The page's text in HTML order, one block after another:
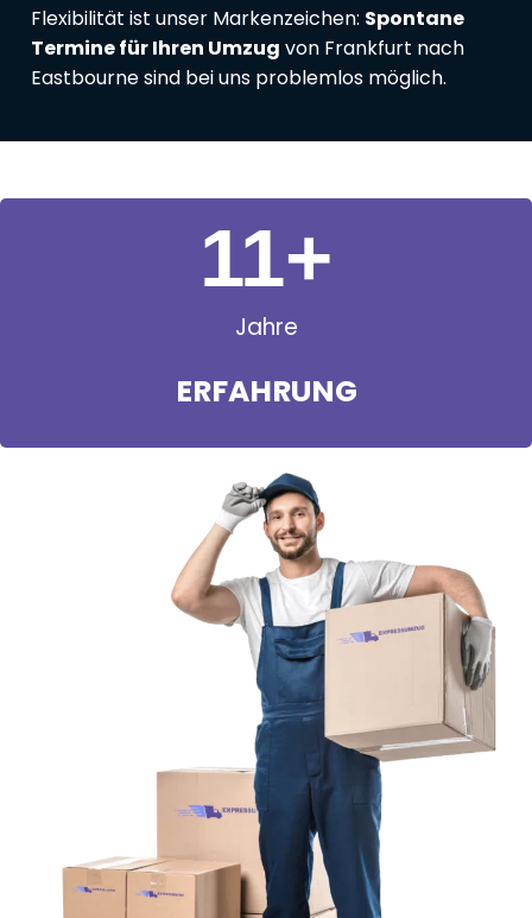
Flexibilität ist unser Markenzeichen: Spontane
Termine für Ihren Umzug von Frankfurt nach
Eastbourne sind bei uns problemlos möglich.
Jahre
ERFAHRUNG
11+